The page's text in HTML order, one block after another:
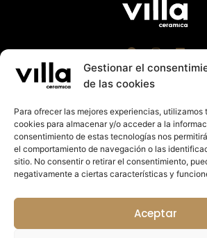
Gestionar el
de las cookies
Para ofrecer las mejores experiencias, utilizamos
cookies para almacenar y/o acceder a la
consentimiento de estas tecnologías nos
el comportamiento de navegación o las
sitio. No consentir o retirar el consentimiento,
negativamente a ciertas características y
Aceptar
Villa Cerámica 2023 |Aviso Legal|
|Política de
Suport a la promoció exterior de la
Valenciana 2023. Import rebut: